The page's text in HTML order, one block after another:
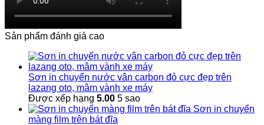
Sản phẩm đánh giá cao
Sơn in chuyển nước vân carbon đỏ cực đẹp trên
lazang oto, mâm vành xe máy
Được xếp hạng 5.00 5 sao
Sơn in chuyển
màng film trên bát đĩa